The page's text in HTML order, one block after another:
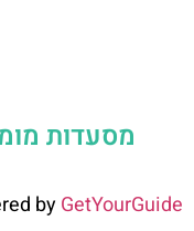
מסעדות
byGetYourGuide